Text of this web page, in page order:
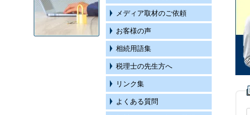
メディア取材のご依頼
お客様の声
相続用語集
税理士の先生方へ
リンク集
よくある質問